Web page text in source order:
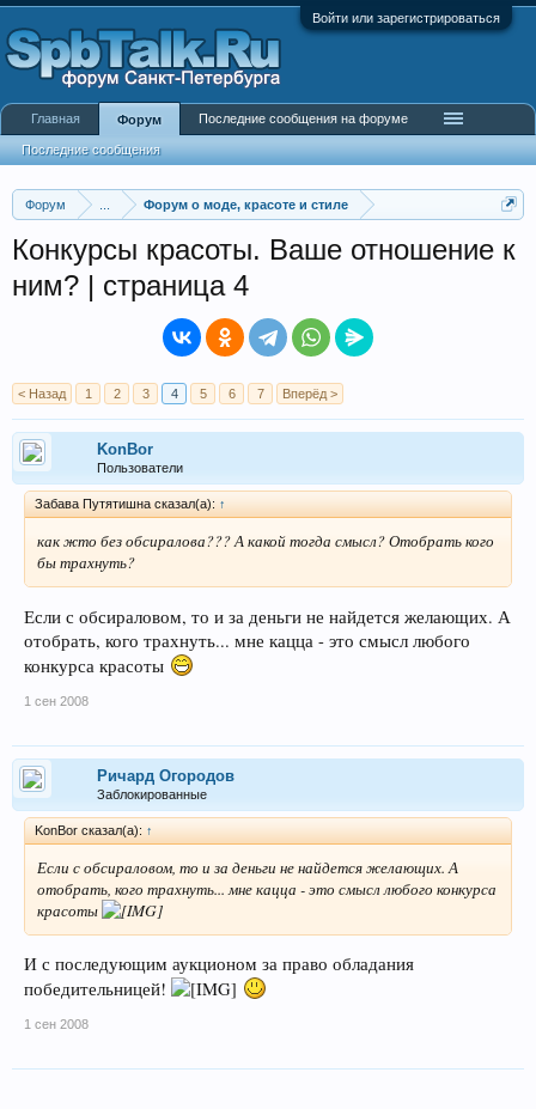
Войти или зарегистрироваться
Форум Форум о моде, красоте и стиле
Конкурсы красоты. Ваше отношение к
ним? | страница 4
< Назад 1 2 3 4 5 6 7 Вперёд >
KonBor
Пользователи
Забава Путятишна сказал(а): ↑
как жто без обсиралова??? А какой тогда смысл? Отобрать кого
бы трахнуть?
Если с обсираловом, то и за деньги не найдется желающих. А
отобрать, кого трахнуть... мне кацца - это смысл любого
конкурса красоты
1 сен 2008
Ричард Огородов
Заблокированные
KonBor сказал(а): ↑
Если с обсираловом, то и за деньги не найдется желающих. А
отобрать, кого трахнуть... мне кацца - это смысл любого конкурса
красоты
И с последующим аукционом за право обладания
победительницей!
1 сен 2008
Главная Форум
Последние сообщения
Последние сообщения на форуме